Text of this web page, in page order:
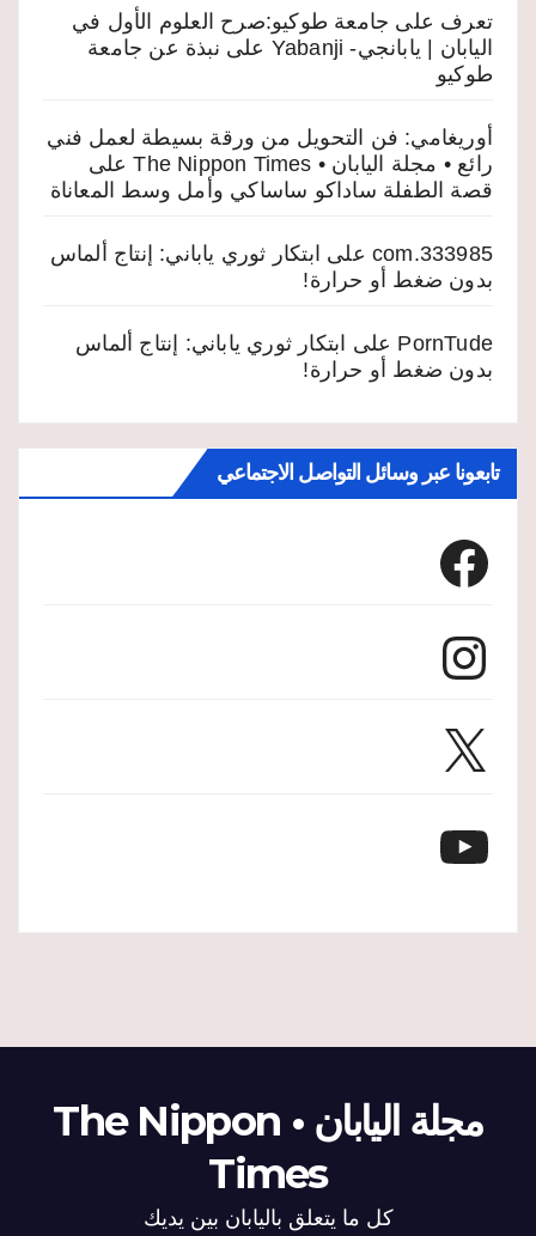
تعرف على جامعة طوكيو:صرح العلوم الأول في
اليابان | يابانجي- Yabanji
على نبذة عن جامعة
طوكيو
أوريغامي: فن التحويل من ورقة بسيطة لعمل فني
رائع • مجلة اليابان • The Nippon Times
على
قصة الطفلة ساداكو ساساكي وأمل وسط المعاناة
333985.com على ابتكار ثوري ياباني: إنتاج ألماس
بدون ضغط أو حرارة!
PornTude على
ابتكار ثوري ياباني: إنتاج ألماس
بدون ضغط أو حرارة!
تابعونا عبر وسائل التواصل الاجتماعي
Facebook
Instagram
X
YouTube
مجلة اليابان • The Nippon
Times
كل ما يتعلق باليابان بين يديك